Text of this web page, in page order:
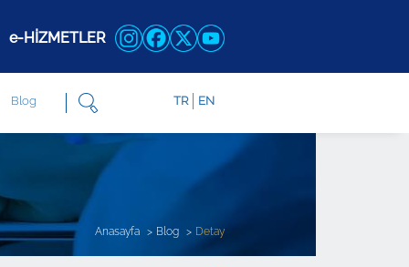
e-HİZMETLER
Blog TR EN
Anasayfa Blog Detay